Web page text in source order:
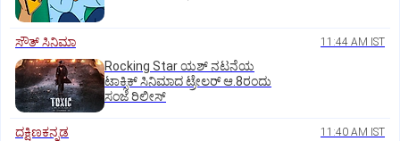
ಸೌತ್‌ ಸಿನಿಮಾ 11:44 AM IST
Rocking Star ಯಶ್‌ ನಟನೆಯ
ಟಾಕ್ಸಿಕ್‌ ಸಿನಿಮಾದ ಟ್ರೇಲರ್‌ ಆ.8ರಂದು
ಸಂಜೆ ರಿಲೀಸ್
ದಕ್ಷಿಣಕನ್ನಡ 11:40 AM IST